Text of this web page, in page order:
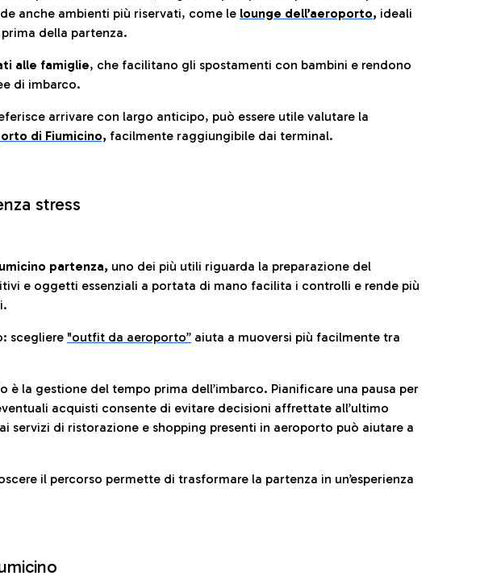
anche ambienti più riservati, come le lounge dell’aeroporto, ideali
della partenza.
alle famiglie, che facilitano gli spostamenti con bambini e rendono
di imbarco.
arrivare con largo anticipo, può essere utile valutare la
di Fiumicino, facilmente raggiungibile dai terminal.
stress
partenza, uno dei più utili riguarda la preparazione del
e oggetti essenziali a portata di mano facilita i controlli e rende più
scegliere "outfit da aeroporto” aiuta a muoversi più facilmente tra
è la gestione del tempo prima dell’imbarco. Pianificare una pausa per
acquisti consente di evitare decisioni affrettate all’ultimo
servizi di ristorazione e shopping presenti in aeroporto può aiutare a
il percorso permette di trasformare la partenza in un’esperienza